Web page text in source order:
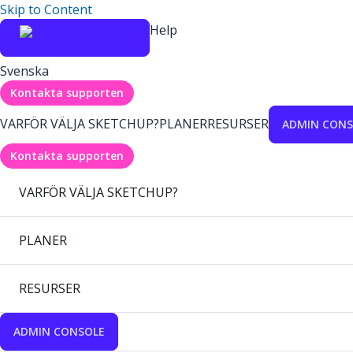
Skip to Content
Help
Svenska
Kontakta supporten
VARFÖR VÄLJA SKETCHUP?PLANERRESURSER ADMIN
Kontakta supporten
VARFÖR VÄLJA SKETCHUP?
PLANER
RESURSER
ADMIN CONSOLE